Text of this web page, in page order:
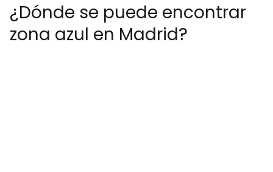
¿Dónde se puede encontrar
zona azul en Madrid?